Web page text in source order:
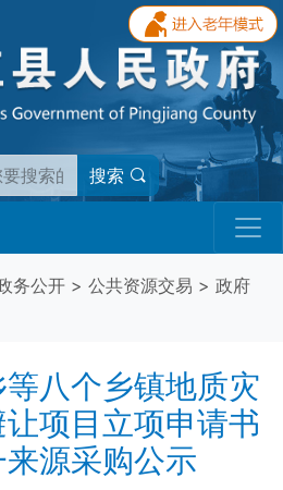
搜索
务公开 > 公共资源交易 > 政府
八个乡镇地质灾
项目立项申请书
源采购公示